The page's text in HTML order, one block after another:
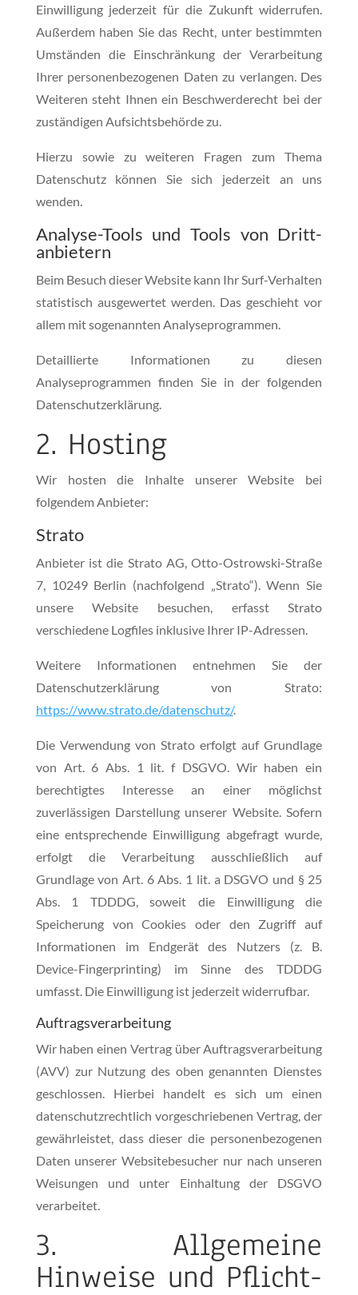
Einwilligung jederzeit für die Zukunft widerrufen.
Außerdem haben Sie das Recht, unter bestimmten
Umständen die Einschränkung der Verarbeitung
Ihrer personenbezogenen Daten zu verlangen. Des
Weiteren steht Ihnen ein Beschwerderecht bei der
zuständigen Aufsichtsbehörde zu.
Hierzu sowie zu weiteren Fragen zum Thema
Datenschutz können Sie sich jederzeit an uns
wenden.
Analyse-Tools und Tools von Dritt­
anbietern
Beim Besuch dieser Website kann Ihr Surf-Verhalten
statistisch ausgewertet werden. Das geschieht vor
allem mit sogenannten Analyseprogrammen.
Detaillierte Informationen zu diesen
Analyseprogrammen finden Sie in der folgenden
Datenschutzerklärung.
2. Hosting
Wir hosten die Inhalte unserer Website bei
folgendem Anbieter:
Strato
Anbieter ist die Strato AG, Otto-Ostrowski-Straße
7, 10249 Berlin (nachfolgend „Strato“). Wenn Sie
unsere Website besuchen, erfasst Strato
verschiedene Logfiles inklusive Ihrer IP-Adressen.
Weitere Informationen entnehmen Sie der
Datenschutzerklärung von Strato:
https://www.strato.de/datenschutz/.
Die Verwendung von Strato erfolgt auf Grundlage
von Art. 6 Abs. 1 lit. f DSGVO. Wir haben ein
berechtigtes Interesse an einer möglichst
zuverlässigen Darstellung unserer Website. Sofern
eine entsprechende Einwilligung abgefragt wurde,
erfolgt die Verarbeitung ausschließlich auf
Grundlage von Art. 6 Abs. 1 lit. a DSGVO und § 25
Abs. 1 TDDDG, soweit die Einwilligung die
Speicherung von Cookies oder den Zugriff auf
Informationen im Endgerät des Nutzers (z. B.
Device-Fingerprinting) im Sinne des TDDDG
umfasst. Die Einwilligung ist jederzeit widerrufbar.
Auftragsverarbeitung
Wir haben einen Vertrag über Auftragsverarbeitung
(AVV) zur Nutzung des oben genannten Dienstes
geschlossen. Hierbei handelt es sich um einen
datenschutzrechtlich vorgeschriebenen Vertrag, der
gewährleistet, dass dieser die personenbezogenen
Daten unserer Websitebesucher nur nach unseren
Weisungen und unter Einhaltung der DSGVO
verarbeitet.
3. Allgemeine
Hinweise und Pflicht­